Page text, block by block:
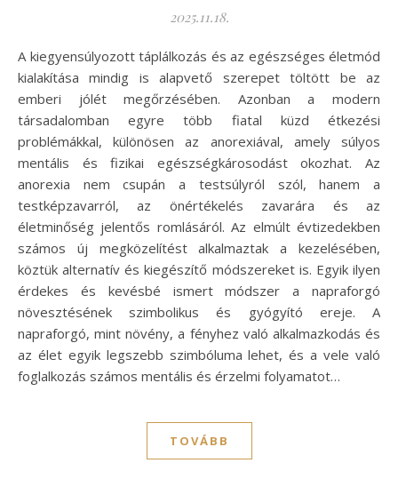
2025.11.18.
A kiegyensúlyozott táplálkozás és az egészséges életmód
kialakítása mindig is alapvető szerepet töltött be az
emberi jólét megőrzésében. Azonban a modern
társadalomban egyre több fiatal küzd étkezési
problémákkal, különösen az anorexiával, amely súlyos
mentális és fizikai egészségkárosodást okozhat. Az
anorexia nem csupán a testsúlyról szól, hanem a
testképzavarról, az önértékelés zavarára és az
életminőség jelentős romlásáról. Az elmúlt évtizedekben
számos új megközelítést alkalmaztak a kezelésében,
köztük alternatív és kiegészítő módszereket is. Egyik ilyen
érdekes és kevésbé ismert módszer a napraforgó
növesztésének szimbolikus és gyógyító ereje. A
napraforgó, mint növény, a fényhez való alkalmazkodás és
az élet egyik legszebb szimbóluma lehet, és a vele való
foglalkozás számos mentális és érzelmi folyamatot…
TOVÁBB